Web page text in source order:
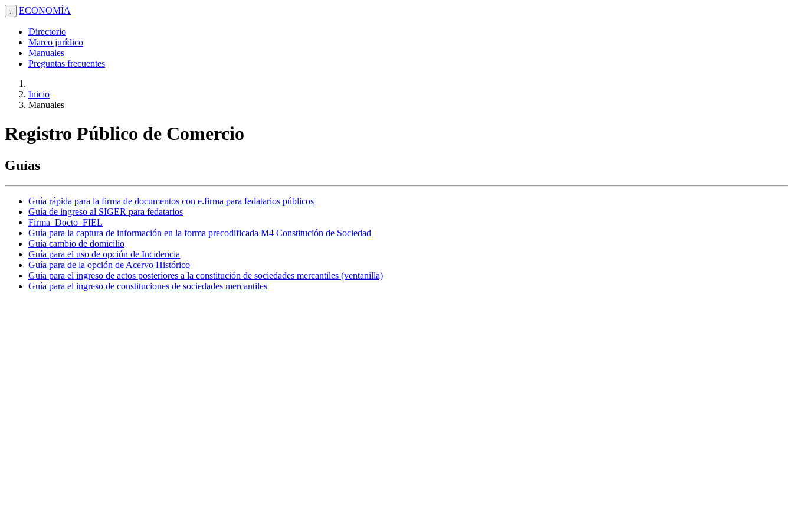
. ECONOMÍA
Directorio
Marco jurídico
Manuales
Preguntas frecuentes
Inicio
Manuales
Registro Público de Comercio
Guías
Guía rápida para la firma de documentos con e.firma para fedatarios públicos
Guía de ingreso al SIGER para fedatarios
Firma_Docto_FIEL
Guía para la captura de información en la forma precodificada M4 Constitución de Sociedad
Guía cambio de domicilio
Guía para el uso de opción de Incidencia
Guía para de la opción de Acervo Histórico
Guía para el ingreso de actos posteriores a la constitución de sociedades mercantiles (ventanilla)
Guía para el ingreso de constituciones de sociedades mercantiles